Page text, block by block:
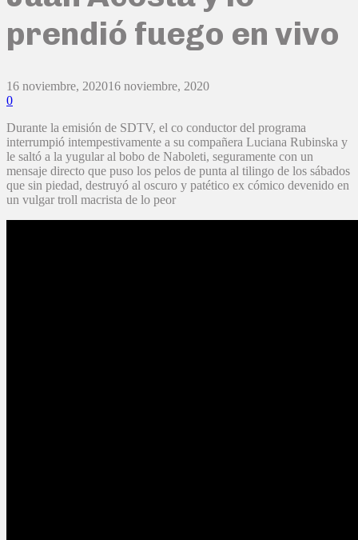
prendió fuego en vivo
16 noviembre, 202016 noviembre, 2020
0
Durante la emisión de SDTV, el co conductor del programa
interrumpió intempestivamente a su compañera Luciana Rubinska y
le saltó a la yugular al bobo de Naboleti, seguramente con un
mensaje directo que puso los pelos de punta al tilingo de los sábados
que sin piedad, destruyó al oscuro y patético ex cómico devenido en
un vulgar troll macrista de lo peor